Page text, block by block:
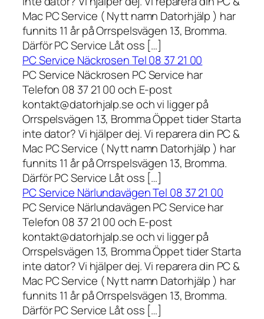
Mac PC Service ( Nytt namn Datorhjälp ) har
funnits 11 år på Orrspelsvägen 13, Bromma.
Därför PC Service Låt oss […]
PC Service Näckrosen Tel 08 37 21 00
PC Service Näckrosen PC Service har
Telefon 08 37 21 00 och E-post
kontakt@datorhjalp.se och vi ligger på
Orrspelsvägen 13, Bromma Öppet tider Starta
inte dator? Vi hjälper dej. Vi reparera din PC &
Mac PC Service ( Nytt namn Datorhjälp ) har
funnits 11 år på Orrspelsvägen 13, Bromma.
Därför PC Service Låt oss […]
PC Service Närlundavägen Tel 08 37 21 00
PC Service Närlundavägen PC Service har
Telefon 08 37 21 00 och E-post
kontakt@datorhjalp.se och vi ligger på
Orrspelsvägen 13, Bromma Öppet tider Starta
inte dator? Vi hjälper dej. Vi reparera din PC &
Mac PC Service ( Nytt namn Datorhjälp ) har
funnits 11 år på Orrspelsvägen 13, Bromma.
Därför PC Service Låt oss […]